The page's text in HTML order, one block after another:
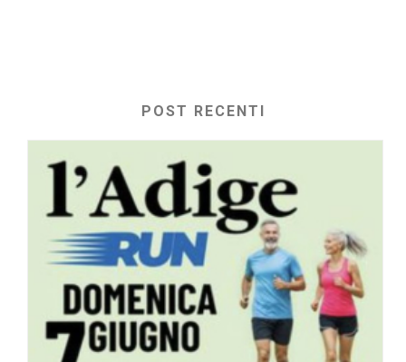
POST RECENTI